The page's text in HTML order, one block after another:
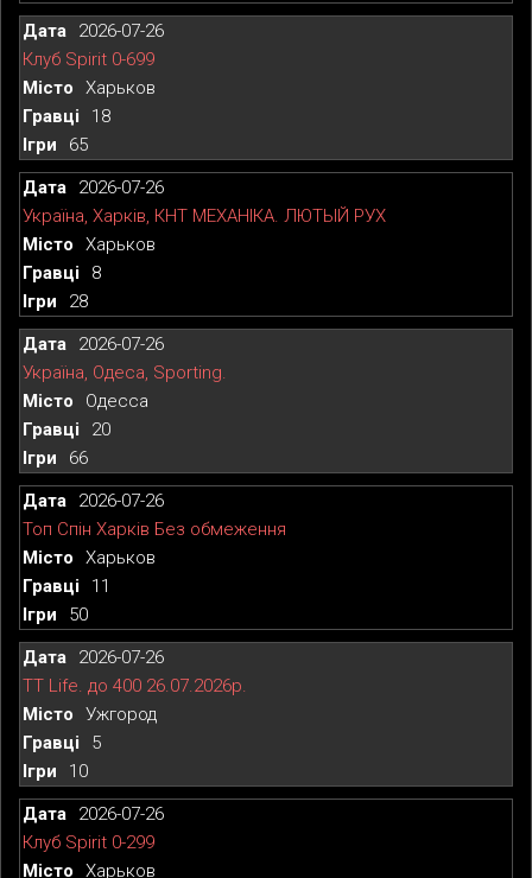
2026-07-26
Клуб Spirit 0-699
Харьков
18
65
2026-07-26
Україна, Харків, КНТ МЕХАНІКА. ЛЮТЫЙ РУХ
Харьков
8
28
2026-07-26
Україна, Одеса, Sporting.
Одесса
20
66
2026-07-26
Топ Спін Харків Без обмеження
Харьков
11
50
2026-07-26
TT Life. до 400 26.07.2026р.
Ужгород
5
10
2026-07-26
Клуб Spirit 0-299
Харьков